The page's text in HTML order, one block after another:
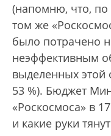
(напомню, что, по
том же
было потрачено
неэффективным
выделенных этой
53 %). Бюджет
«Роскосмоса» в
и какие руки